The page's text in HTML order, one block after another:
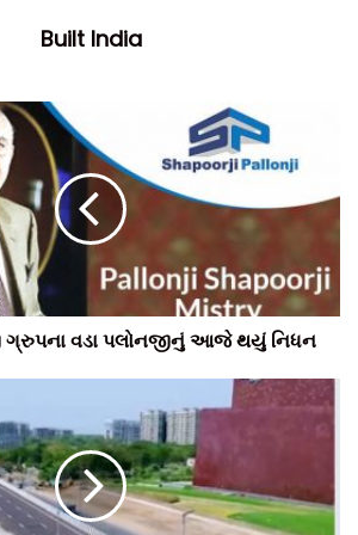
Built India
ગ્રુપના વડા પલોનજીનું આજે થયું નિધન